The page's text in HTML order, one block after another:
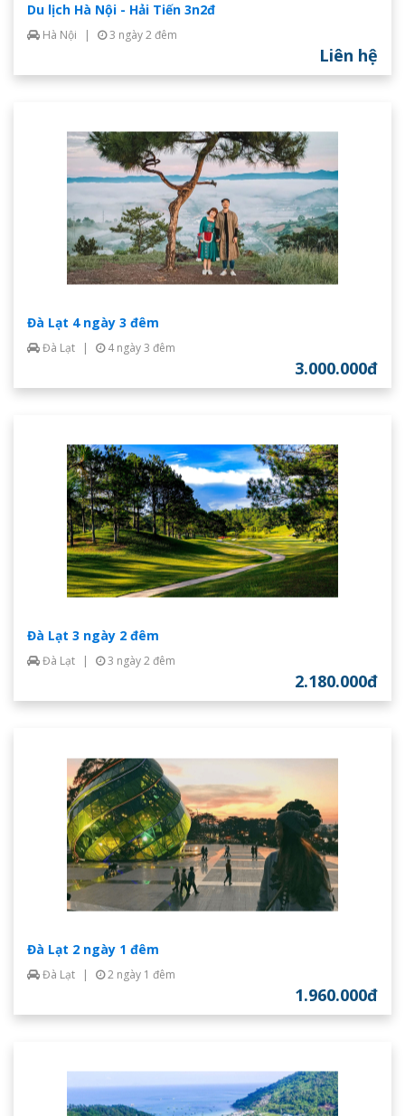
Du lịch Hà Nội - Hải Tiến 3n2đ
Hà Nội | 3 ngày 2 đêm
Liên hệ
Đà Lạt 4 ngày 3 đêm
Đà Lạt | 4 ngày 3 đêm
3.000.000đ
Đà Lạt 3 ngày 2 đêm
Đà Lạt 3 ngày 2 đêm
2.180.000đ
Đà Lạt 2 ngày 1 đêm
Đà Lạt | 2 ngày 1 đêm
1.960.000đ